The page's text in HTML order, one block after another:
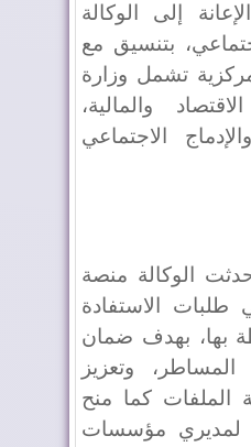
إلى الوكالة
بتنسيق مع
تشمل وزارة
والمالية،
الاجتماعي
الوكالة منصة
طلبات الاستفادة
بها، بهدف ضمان
المساطر، وتعزيز
الملفات كما منح
لمديري مؤسسات